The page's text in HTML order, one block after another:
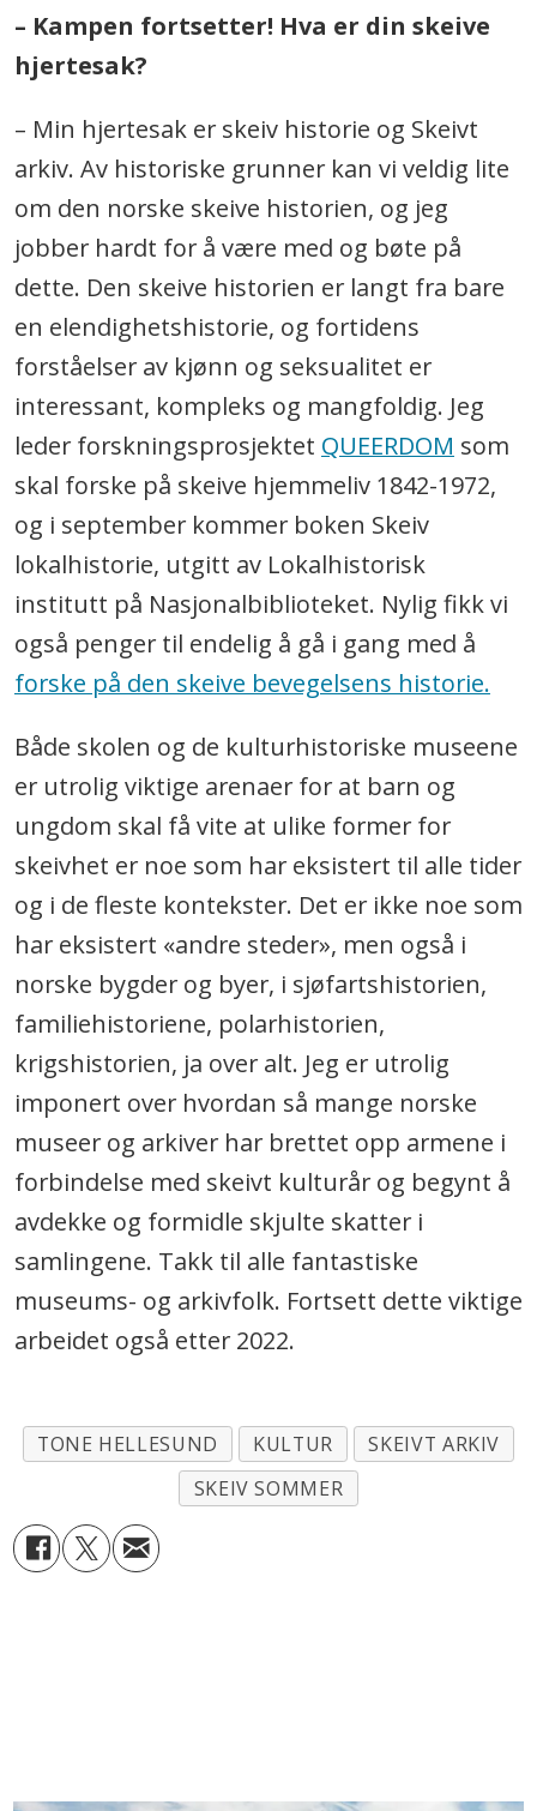
– Kampen fortsetter! Hva er din skeive
hjertesak?
– Min hjertesak er skeiv historie og Skeivt
arkiv. Av historiske grunner kan vi veldig lite
om den norske skeive historien, og jeg
jobber hardt for å være med og bøte på
dette. Den skeive historien er langt fra bare
en elendighetshistorie, og fortidens
forståelser av kjønn og seksualitet er
interessant, kompleks og mangfoldig. Jeg
leder forskningsprosjektet QUEERDOM som
skal forske på skeive hjemmeliv 1842-1972,
og i september kommer boken Skeiv
lokalhistorie, utgitt av Lokalhistorisk
institutt på Nasjonalbiblioteket. Nylig fikk vi
også penger til endelig å gå i gang med å
forske på den skeive bevegelsens historie.
Både skolen og de kulturhistoriske museene
er utrolig viktige arenaer for at barn og
ungdom skal få vite at ulike former for
skeivhet er noe som har eksistert til alle tider
og i de fleste kontekster. Det er ikke noe som
har eksistert «andre steder», men også i
norske bygder og byer, i sjøfartshistorien,
familiehistoriene, polarhistorien,
krigshistorien, ja over alt. Jeg er utrolig
imponert over hvordan så mange norske
museer og arkiver har brettet opp armene i
forbindelse med skeivt kulturår og begynt å
avdekke og formidle skjulte skatter i
samlingene. Takk til alle fantastiske
museums- og arkivfolk. Fortsett dette viktige
arbeidet også etter 2022.
TONE HELLESUND KULTUR
SKEIVT ARKIV
SKEIV SOMMER